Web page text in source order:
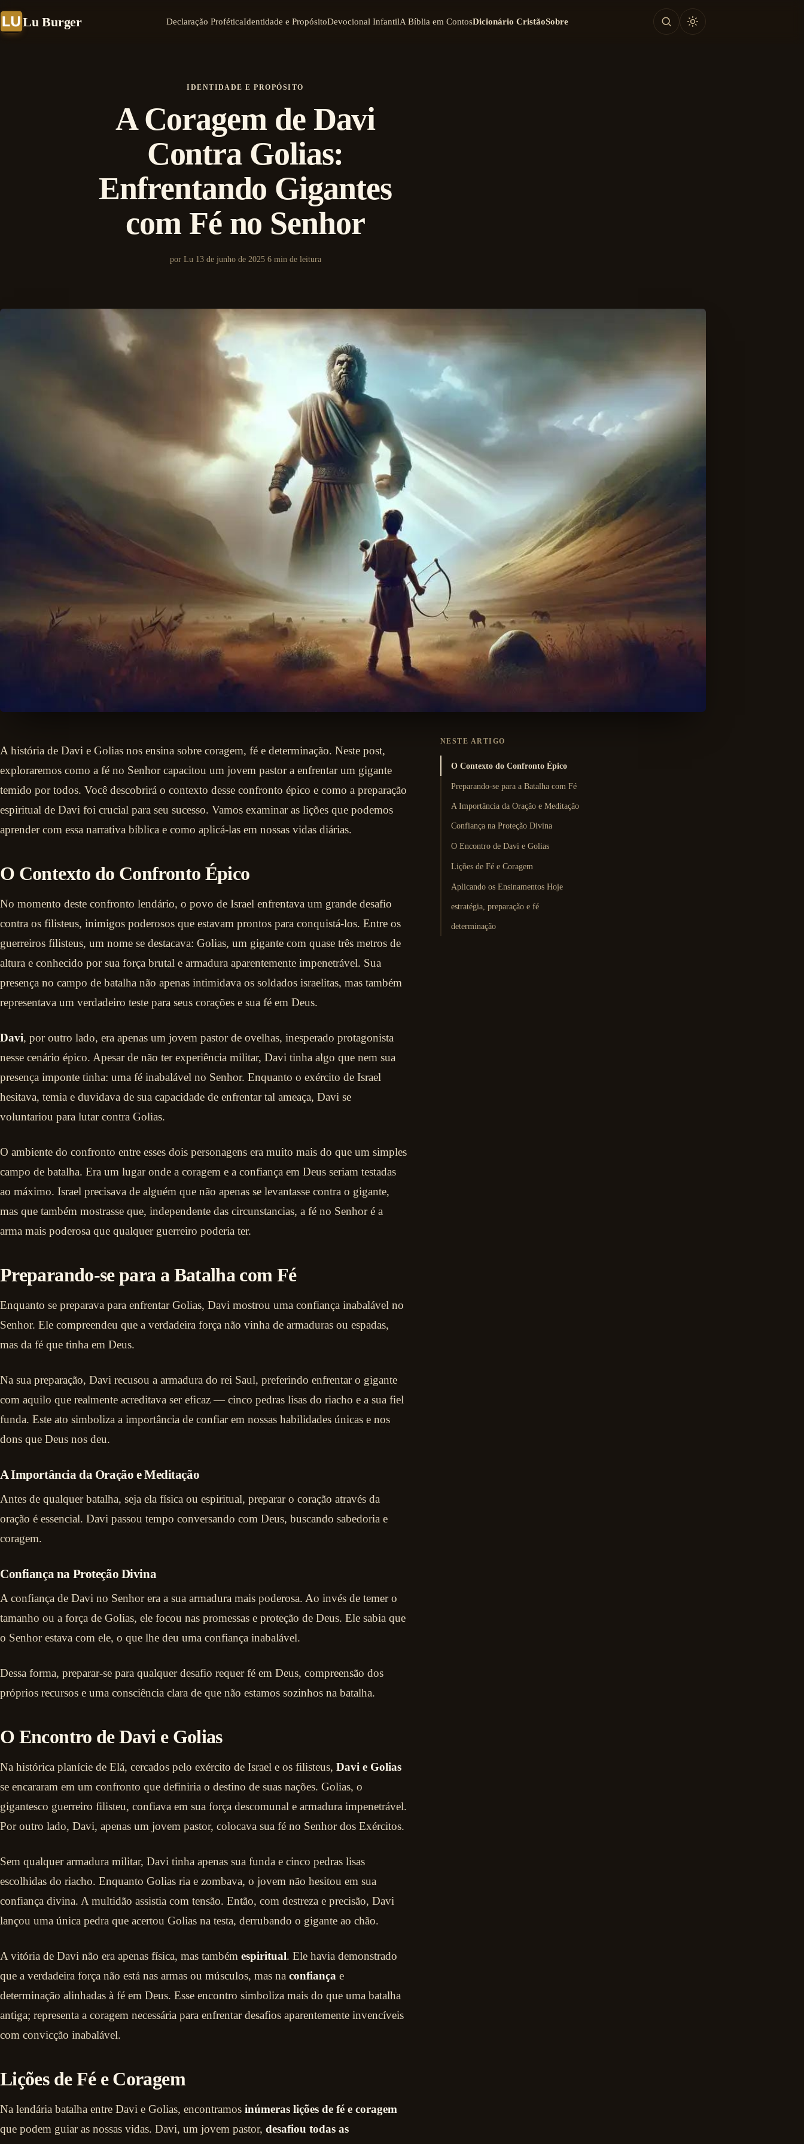
Lu Burger Declaração ProféticaIdentidade e PropósitoDevocional InfantilA Bíblia em ContosDicionário CristãoSobre
IDENTIDADE E PROPÓSITO
A Coragem de Davi
Contra Golias:
Enfrentando Gigantes
com Fé no Senhor
por Lu 13 de junho de 2025 6 min de leitura
A história de Davi e Golias nos ensina sobre coragem, fé e determinação. Neste post,
exploraremos como a fé no Senhor capacitou um jovem pastor a enfrentar um gigante
temido por todos. Você descobrirá o contexto desse confronto épico e como a preparação
espiritual de Davi foi crucial para seu sucesso. Vamos examinar as lições que podemos
aprender com essa narrativa bíblica e como aplicá-las em nossas vidas diárias.
O Contexto do Confronto Épico
No momento deste confronto lendário, o povo de Israel enfrentava um grande desafio
contra os filisteus, inimigos poderosos que estavam prontos para conquistá-los. Entre os
guerreiros filisteus, um nome se destacava: Golias, um gigante com quase três metros de
altura e conhecido por sua força brutal e armadura aparentemente impenetrável. Sua
presença no campo de batalha não apenas intimidava os soldados israelitas, mas também
representava um verdadeiro teste para seus corações e sua fé em Deus.
Davi, por outro lado, era apenas um jovem pastor de ovelhas, inesperado protagonista
nesse cenário épico. Apesar de não ter experiência militar, Davi tinha algo que nem sua
presença imponte tinha: uma fé inabalável no Senhor. Enquanto o exército de Israel
hesitava, temia e duvidava de sua capacidade de enfrentar tal ameaça, Davi se
voluntariou para lutar contra Golias.
O ambiente do confronto entre esses dois personagens era muito mais do que um simples
campo de batalha. Era um lugar onde a coragem e a confiança em Deus seriam testadas
ao máximo. Israel precisava de alguém que não apenas se levantasse contra o gigante,
mas que também mostrasse que, independente das circunstancias, a fé no Senhor é a
arma mais poderosa que qualquer guerreiro poderia ter.
Preparando-se para a Batalha com Fé
Enquanto se preparava para enfrentar Golias, Davi mostrou uma confiança inabalável no
Senhor. Ele compreendeu que a verdadeira força não vinha de armaduras ou espadas,
mas da fé que tinha em Deus.
Na sua preparação, Davi recusou a armadura do rei Saul, preferindo enfrentar o gigante
com aquilo que realmente acreditava ser eficaz — cinco pedras lisas do riacho e a sua fiel
funda. Este ato simboliza a importância de confiar em nossas habilidades únicas e nos
dons que Deus nos deu.
A Importância da Oração e Meditação
Antes de qualquer batalha, seja ela física ou espiritual, preparar o coração através da
oração é essencial. Davi passou tempo conversando com Deus, buscando sabedoria e
coragem.
Confiança na Proteção Divina
A confiança de Davi no Senhor era a sua armadura mais poderosa. Ao invés de temer o
tamanho ou a força de Golias, ele focou nas promessas e proteção de Deus. Ele sabia que
o Senhor estava com ele, o que lhe deu uma confiança inabalável.
Dessa forma, preparar-se para qualquer desafio requer fé em Deus, compreensão dos
próprios recursos e uma consciência clara de que não estamos sozinhos na batalha.
O Encontro de Davi e Golias
Na histórica planície de Elá, cercados pelo exército de Israel e os filisteus, Davi e Golias
se encararam em um confronto que definiria o destino de suas nações. Golias, o
gigantesco guerreiro filisteu, confiava em sua força descomunal e armadura impenetrável.
Por outro lado, Davi, apenas um jovem pastor, colocava sua fé no Senhor dos Exércitos.
Sem qualquer armadura militar, Davi tinha apenas sua funda e cinco pedras lisas
escolhidas do riacho. Enquanto Golias ria e zombava, o jovem não hesitou em sua
confiança divina. A multidão assistia com tensão. Então, com destreza e precisão, Davi
lançou uma única pedra que acertou Golias na testa, derrubando o gigante ao chão.
A vitória de Davi não era apenas física, mas também espiritual. Ele havia demonstrado
que a verdadeira força não está nas armas ou músculos, mas na confiança e
determinação alinhadas à fé em Deus. Esse encontro simboliza mais do que uma batalha
antiga; representa a coragem necessária para enfrentar desafios aparentemente invencíveis
com convicção inabalável.
Lições de Fé e Coragem
Na lendária batalha entre Davi e Golias, encontramos inúmeras lições de fé e coragem
que podem guiar as nossas vidas. Davi, um jovem pastor, desafiou todas as
NESTE ARTIGO
O Contexto do Confronto Épico
Preparando-se para a Batalha com Fé
A Importância da Oração e Meditação
Confiança na Proteção Divina
O Encontro de Davi e Golias
Lições de Fé e Coragem
Aplicando os Ensinamentos Hoje
estratégia, preparação e fé
determinação